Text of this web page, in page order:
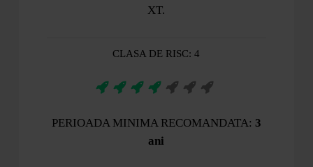
XT.
CLASA DE RISC: 4
PERIOADA MINIMA RECOMANDATA: 3
ani